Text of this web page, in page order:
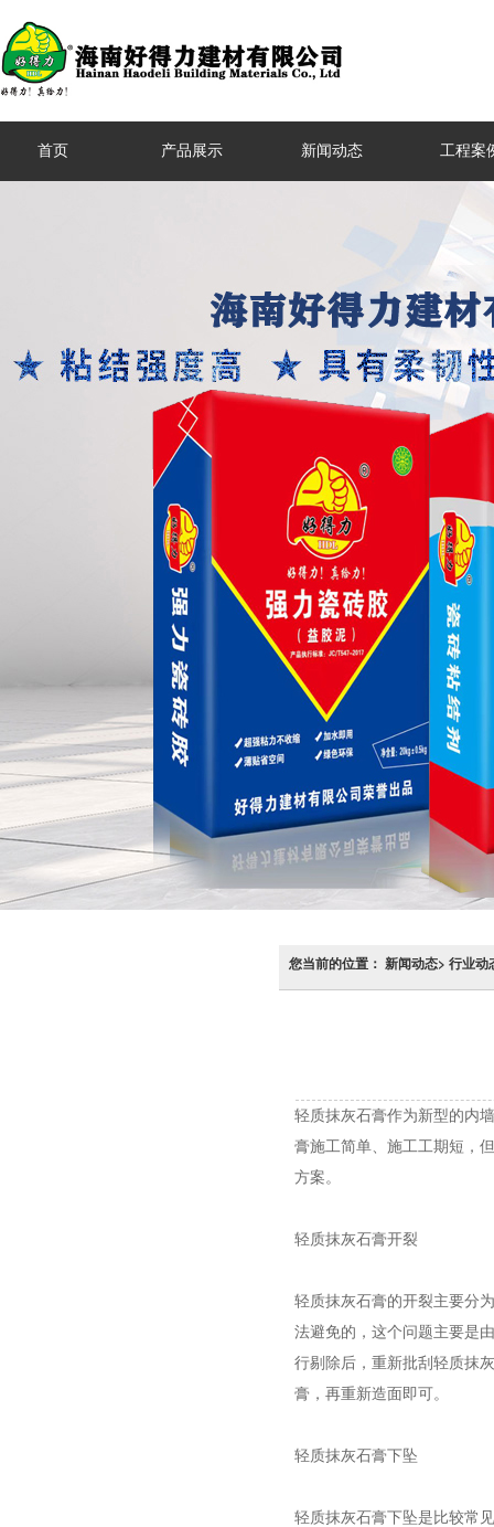
首页 产品展示 新闻动态 工程案
您当前的位置： 新闻动态> 行业动
轻质抹灰石膏作为新型的内
膏施工简单、施工工期短，
方案。
轻质抹灰石膏开裂
轻质抹灰石膏的开裂主要分
法避免的，这个问题主要是
行剔除后，重新批刮轻质抹
膏，再重新造面即可。
轻质抹灰石膏下坠
轻质抹灰石膏下坠是比较常